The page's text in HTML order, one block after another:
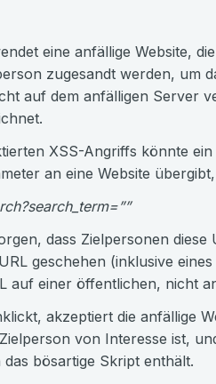
eine anfällige Website,
zugesandt werden, um
auf dem anfälligen Server
XSS-Angriffs könnte
an eine Website
dass Zielpersonen
geschehen (inklusive
auf einer öffentlichen, nicht
akzeptiert die anfällige
von Interesse ist,
bösartige Skript enthält.